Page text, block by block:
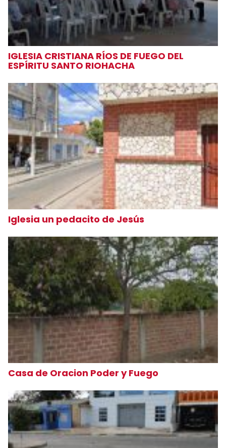
IGLESIA CRISTIANA RÍOS DE FUEGO DEL
ESPÍRITU SANTO RIOHACHA
Iglesia un pedacito de Jesús
Casa de Oracion Poder y Fuego